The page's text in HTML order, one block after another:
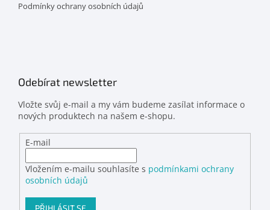
Podmínky ochrany osobních údajů
Odebírat newsletter
Vložte svůj e-mail a my vám budeme zasílat informace o
nových produktech na našem e-shopu.
E-mail
Vložením e-mailu souhlasíte s podmínkami ochrany
osobních údajů
PŘIHLÁSIT SE